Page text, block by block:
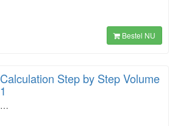
Bestel NU
Calculation Step by Step Volume
1
…